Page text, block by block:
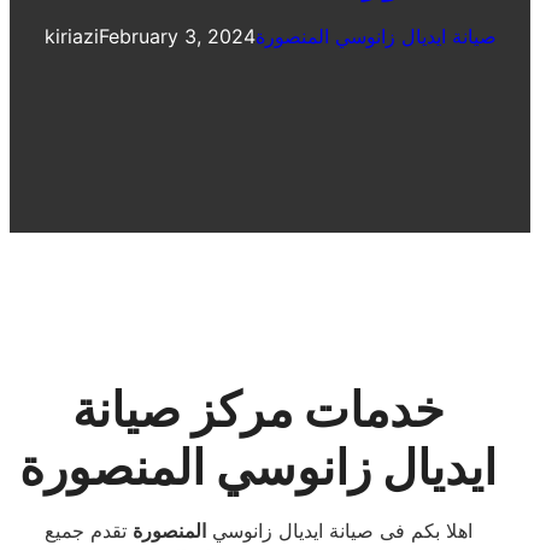
kiriaziFebruary 3, 2024صيانة ايديال زانوسي المنصورة
خدمات مركز صيانة
ايديال زانوسي المنصورة
اهلا بكم فى صيانة ايديال زانوسيالمنصورة تقدم جميع